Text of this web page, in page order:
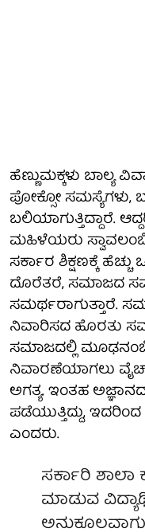
ಹೆಣ್ಣುಮಕ್ಕಳು ಬಾಲ್ಯ
ಪೋಕ್ಸೋ ಸಮಸ್ಯೆಗಳು,
ಬಲಿಯಾಗುತ್ತಿದ್ದಾರೆ.
ಮಹಿಳೆಯರು
ಸರ್ಕಾರ ಶಿಕ್ಷಣಕ್ಕೆ
ದೊರೆತರೆ, ಸಮಾಜದ
ಸಮರ್ಥರಾಗುತ್ತಾರೆ.
ನಿವಾರಿಸದ ಹೊರತು
ಸಮಾಜದಲ್ಲಿ
ನಿವಾರಣೆಯಾಗಲು
ಅಗತ್ಯ. ಇಂತಹ
ಪಡೆಯುತ್ತಿದ್ದು,
ಎಂದರು.
ಸರ್ಕಾರಿ ಶಾಲಾ
ಮಾಡುವ